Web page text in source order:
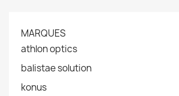
MARQUES
athlon optics
balistae solution
konus